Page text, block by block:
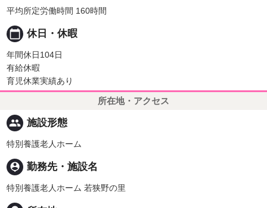
平均所定労働時間 160時間
calendar_today 休日・休暇
年間休日104日
有給休暇
育児休業実績あり
所在地・アクセス
people 施設形態
特別養護老人ホーム
person_pin 勤務先・施設名
特別養護老人ホーム 若狭野の里